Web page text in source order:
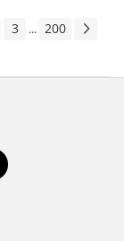
3 ... 200